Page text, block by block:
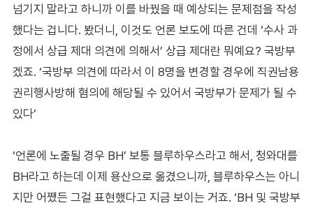
넘기지 말라고 하니까 이를 바꿨을 때 예상되는 문제점을 작성
했다는 겁니다. 봤더니, 이것도 언론 보도에 따른 건데 ‘수사 과
정에서 상급 제대 의견에 의해서’ 상급 제대란 뭐예요? 국방부
겠죠. ‘국방부 의견에 따라서 이 8명을 변경할 경우에 직권남용
권리행사방해 혐의에 해당될 수 있어서 국방부가 문제가 될 수
있다’
‘언론에 노출될 경우 BH’ 보통 블루하우스라고 해서, 청와대를
BH라고 하는데 이제 용산으로 옮겼으니까, 블루하우스는 아니
지만 어쨌든 그걸 표현했다고 지금 보이는 거죠. ‘BH 및 국방부